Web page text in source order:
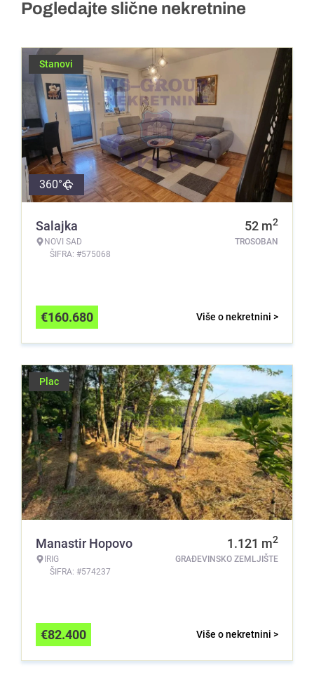
Pogledajte slične nekretnine
Stanovi
360°
Salajka
NOVI SAD
ŠIFRA: #575068
52 m2
TROSOBAN
Više o nekretnini >
€160.680
Plac
Manastir Hopovo
IRIG
ŠIFRA: #574237
1.121 m2
GRAĐEVINSKO ZEMLJIŠTE
Više o nekretnini >
€82.400